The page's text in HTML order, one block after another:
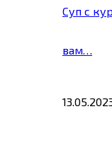
Суп с
вам…